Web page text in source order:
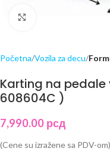
Početna Vozila za decu
Karting na
608604C )
7,990.00 рсд
(Cene su izražene sa PDV-om)